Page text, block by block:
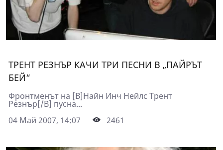
ТРЕНТ РЕЗНЪР КАЧИ ТРИ ПЕСНИ В „ПАЙРЪТ
БЕЙ“
Фронтменът на [B]Найн Инч Нейлс Трент
Резнър[/B] пусна...
04 Май 2007, 14:07
2461